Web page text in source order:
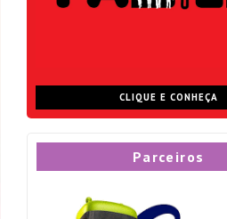
CLIQUE E CONHEÇA
Parceiros